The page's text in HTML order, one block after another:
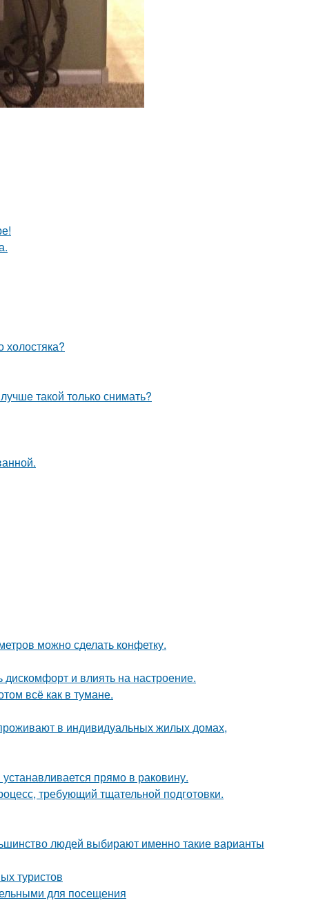
такой только снимать?
можно сделать конфетку.
дискомфорт и влиять на настроение.
всё как в тумане.
в индивидуальных жилых домах,
прямо в раковину.
требующий тщательной подготовки.
людей выбирают именно такие варианты
туристов
для посещения